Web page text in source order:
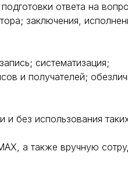
ответа на
заключения,
систематизация;
и получателей;
без использования
а также вручную